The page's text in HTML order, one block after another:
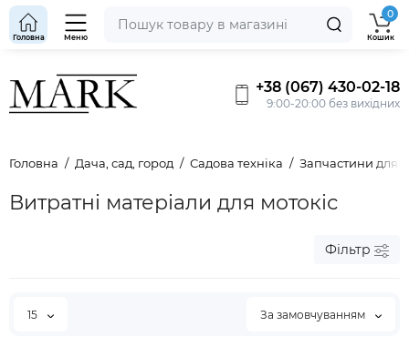
+38 (067) 430-02-18
9:00-20:00 без вихідних
Головна Меню
0
Кошик
Головна Дача, сад, город Садова техніка Запчастини для
Витратні матеріали для мотокіс
Фільтр
15 За замовчуванням